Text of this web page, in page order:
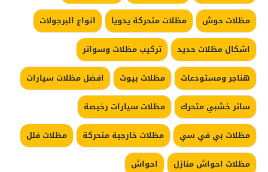
مظلات حوش
مظلات متحركة يدويا
انواع البرجولات
اشكال مظلات حديد
تركيب مظلات وسواتر
هناجر ومستودعات
مظلات بيوت
افضل مظلات سيارات
ساتر خشبي متحرك
مظلات سيارات رخيصة
مظلات بي في سي
مظلات خارجية متحركة
مظلات فلل
مظلات احواش منازل
احواش